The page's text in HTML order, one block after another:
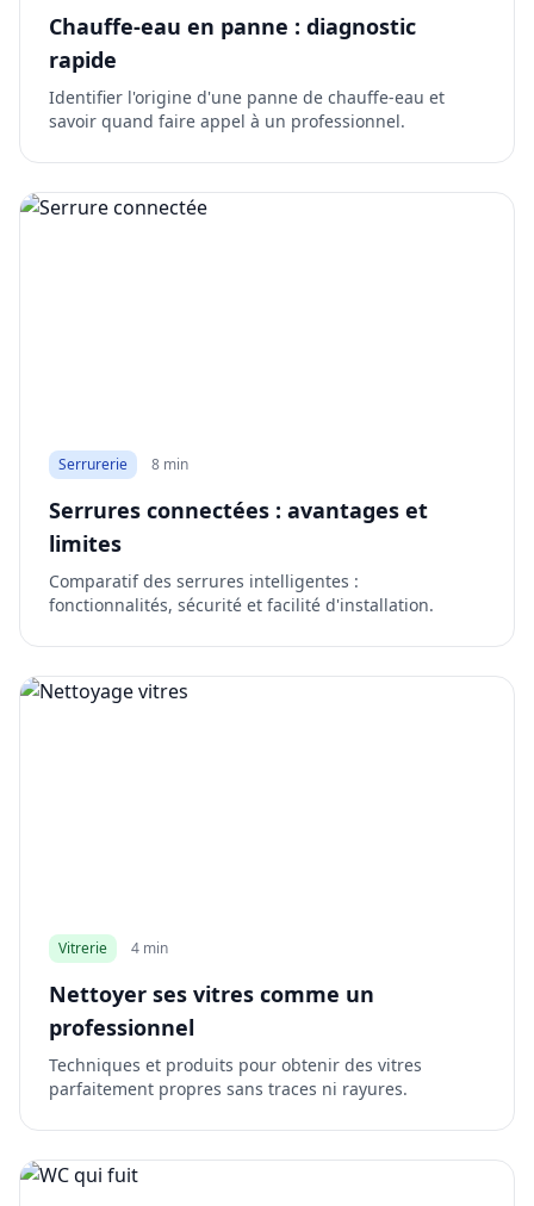
Chauffe-eau en panne : diagnostic
rapide
Identifier l'origine d'une panne de chauffe-eau et
savoir quand faire appel à un professionnel.
Serrurerie 8 min
Serrures connectées : avantages et
limites
Comparatif des serrures intelligentes :
fonctionnalités, sécurité et facilité d'installation.
Vitrerie 4 min
Nettoyer ses vitres comme un
professionnel
Techniques et produits pour obtenir des vitres
parfaitement propres sans traces ni rayures.